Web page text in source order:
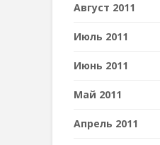
Август 2011
Июль 2011
Июнь 2011
Май 2011
Апрель 2011